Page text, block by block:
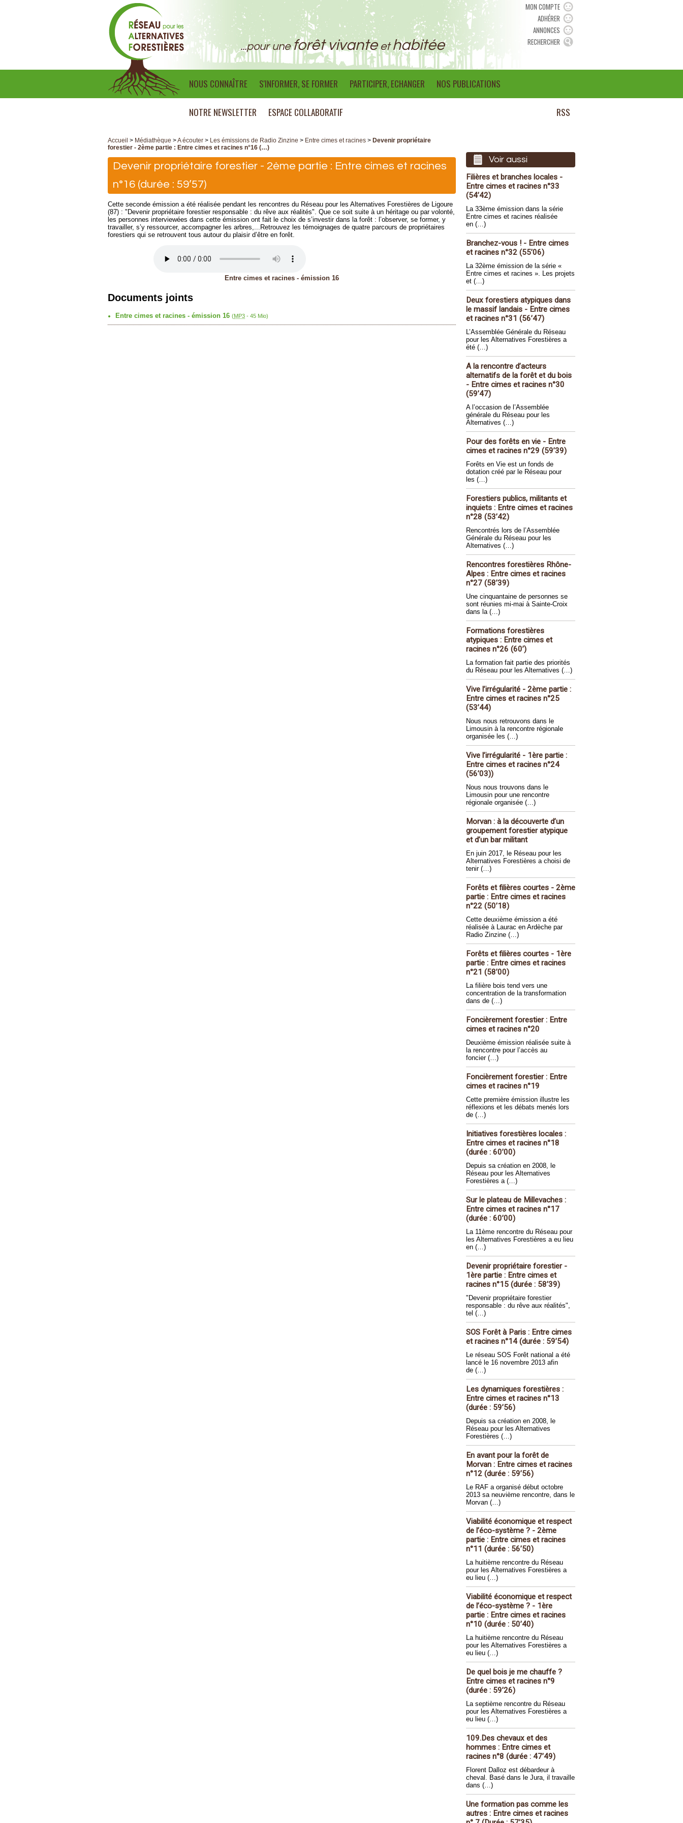
...pour uneforêt vivanteethabitée
MON COMPTE
ADHÉRER
ANNONCES
RECHERCHER
NOUS CONNAÎTRE S'INFORMER, SE FORMER PARTICIPER, ECHANGER NOS PUBLICATIONS
NOTRE NEWSLETTER ESPACE COLLABORATIF RSS
Accueil > Médiathèque >A écouter > Les émissions de Radio Zinzine > Entre cimes et racines > Devenir propriétaire
forestier - 2ème partie : Entre cimes et racines n°16 (…)
Devenir propriétaire forestier - 2ème partie : Entre cimes et racines
n°16 (durée : 59’57)
Cette seconde émission a été réalisée pendant les rencontres du Réseau pour les Alternatives Forestières de Ligoure
(87) : "Devenir propriétaire forestier responsable : du rêve aux réalités". Que ce soit suite à un héritage ou par volonté,
les personnes interviewées dans cette émission ont fait le choix de s’investir dans la forêt : l’observer, se former, y
travailler, s’y ressourcer, accompagner les arbres,...Retrouvez les témoignages de quatre parcours de propriétaires
forestiers qui se retrouvent tous autour du plaisir d’être en forêt.
Entre cimes et racines - émission 16
Documents joints
Entre cimes et racines - émission 16 (MP3 - 45 Mio)
Voir aussi
Filières et branches locales -
Entre cimes et racines n°33
(54’42)
La 33ème émission dans la série
Entre cimes et racines réalisée
en (…)
Branchez-vous ! - Entre cimes
et racines n°32 (55’06)
La 32ème émission de la série «
Entre cimes et racines ». Les projets
et (…)
Deux forestiers atypiques dans
le massif landais - Entre cimes
et racines n°31 (56’47)
L’Assemblée Générale du Réseau
pour les Alternatives Forestières a
été (…)
A la rencontre d’acteurs
alternatifs de la forêt et du bois
- Entre cimes et racines n°30
(59’47)
A l’occasion de l’Assemblée
générale du Réseau pour les
Alternatives (…)
Pour des forêts en vie - Entre
cimes et racines n°29 (59’39)
Forêts en Vie est un fonds de
dotation créé par le Réseau pour
les (…)
Forestiers publics, militants et
inquiets : Entre cimes et racines
n°28 (53’42)
Rencontrés lors de l’Assemblée
Générale du Réseau pour les
Alternatives (…)
Rencontres forestières Rhône-
Alpes : Entre cimes et racines
n°27 (58’39)
Une cinquantaine de personnes se
sont réunies mi-mai à Sainte-Croix
dans la (…)
Formations forestières
atypiques : Entre cimes et
racines n°26 (60’)
La formation fait partie des priorités
du Réseau pour les Alternatives (…)
Vive l’irrégularité - 2ème partie :
Entre cimes et racines n°25
(53’44)
Nous nous retrouvons dans le
Limousin à la rencontre régionale
organisée les (…)
Vive l’irrégularité - 1ère partie :
Entre cimes et racines n°24
(56’03))
Nous nous trouvons dans le
Limousin pour une rencontre
régionale organisée (…)
Morvan : à la découverte d’un
groupement forestier atypique
et d’un bar militant
En juin 2017, le Réseau pour les
Alternatives Forestières a choisi de
tenir (…)
Forêts et filières courtes - 2ème
partie : Entre cimes et racines
n°22 (50’18)
Cette deuxième émission a été
réalisée à Laurac en Ardèche par
Radio Zinzine (…)
Forêts et filières courtes - 1ère
partie : Entre cimes et racines
n°21 (58’00)
La filière bois tend vers une
concentration de la transformation
dans de (…)
Foncièrement forestier : Entre
cimes et racines n°20
Deuxième émission réalisée suite à
la rencontre pour l’accès au
foncier (…)
Foncièrement forestier : Entre
cimes et racines n°19
Cette première émission illustre les
réflexions et les débats menés lors
de (…)
Initiatives forestières locales :
Entre cimes et racines n°18
(durée : 60’00)
Depuis sa création en 2008, le
Réseau pour les Alternatives
Forestières a (…)
Sur le plateau de Millevaches :
Entre cimes et racines n°17
(durée : 60’00)
La 11ème rencontre du Réseau pour
les Alternatives Forestières a eu lieu
en (…)
Devenir propriétaire forestier -
1ère partie : Entre cimes et
racines n°15 (durée : 58’39)
"Devenir propriétaire forestier
responsable : du rêve aux réalités",
tel (…)
SOS Forêt à Paris : Entre cimes
et racines n°14 (durée : 59’54)
Le réseau SOS Forêt national a été
lancé le 16 novembre 2013 afin
de (…)
Les dynamiques forestières :
Entre cimes et racines n°13
(durée : 59’56)
Depuis sa création en 2008, le
Réseau pour les Alternatives
Forestières (…)
En avant pour la forêt de
Morvan : Entre cimes et racines
n°12 (durée : 59’56)
Le RAF a organisé début octobre
2013 sa neuvième rencontre, dans le
Morvan (…)
Viabilité économique et respect
de l’éco-système ? - 2ème
partie : Entre cimes et racines
n°11 (durée : 56’50)
La huitième rencontre du Réseau
pour les Alternatives Forestières a
eu lieu (…)
Viabilité économique et respect
de l’éco-système ? - 1ère
partie : Entre cimes et racines
n°10 (durée : 50’40)
La huitième rencontre du Réseau
pour les Alternatives Forestières a
eu lieu (…)
De quel bois je me chauffe ?
Entre cimes et racines n°9
(durée : 59’26)
La septième rencontre du Réseau
pour les Alternatives Forestières a
eu lieu (…)
109.Des chevaux et des
hommes : Entre cimes et
racines n°8 (durée : 47’49)
Florent Dalloz est débardeur à
cheval. Basé dans le Jura, il travaille
dans (…)
Une formation pas comme les
autres : Entre cimes et racines